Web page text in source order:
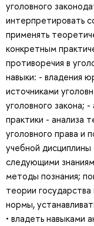
уголовного
интерпретировать
применять
конкретным
противоречия в
навыки: - владения
источниками
уголовного закона;
практики - анализа
уголовного права и
учебной
следующими
методы познания;
теории государства
нормы,
• владеть навыками